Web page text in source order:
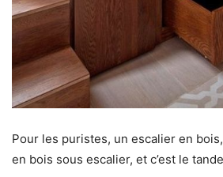
Pour les puristes, un escalier en
en bois sous escalier, et c’est le